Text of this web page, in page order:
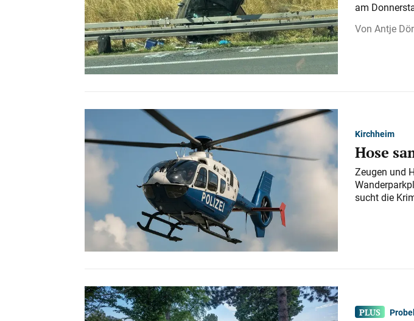
am
Antje
Kirchheim
Hose
Zeugen und
sucht die